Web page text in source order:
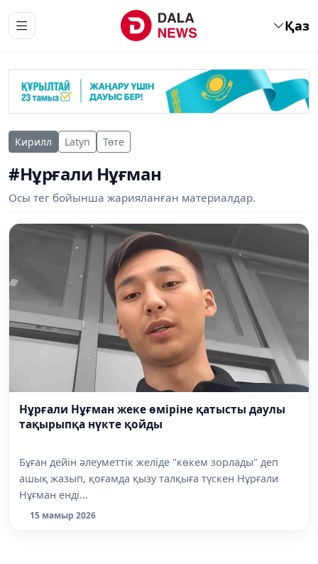
Қаз
Кирилл Latyn Төте
#Нұрғали Нұғман
Осы тег бойынша жарияланған материалдар.
Нұрғали Нұғман жеке өміріне қатысты даулы
тақырыпқа нүкте қойды
Бұған дейін әлеуметтік желіде "көкем зорлады" деп
ашық жазып, қоғамда қызу талқыға түскен Нұрғали
Нұғман енді...
15 мамыр 2026